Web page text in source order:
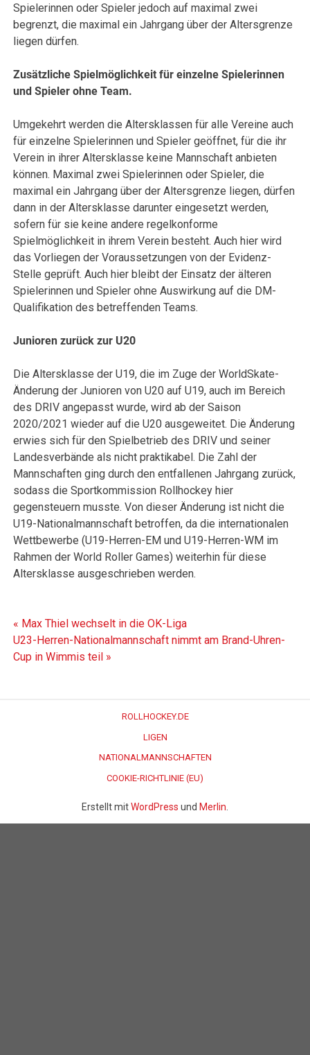
Spielerinnen oder Spieler jedoch auf maximal zwei
begrenzt, die maximal ein Jahrgang über der Altersgrenze
liegen dürfen.
Zusätzliche Spielmöglichkeit für einzelne Spielerinnen
und Spieler ohne Team.
Umgekehrt werden die Altersklassen für alle Vereine auch
für einzelne Spielerinnen und Spieler geöffnet, für die ihr
Verein in ihrer Altersklasse keine Mannschaft anbieten
können. Maximal zwei Spielerinnen oder Spieler, die
maximal ein Jahrgang über der Altersgrenze liegen, dürfen
dann in der Altersklasse darunter eingesetzt werden,
sofern für sie keine andere regelkonforme
Spielmöglichkeit in ihrem Verein besteht. Auch hier wird
das Vorliegen der Voraussetzungen von der Evidenz-
Stelle geprüft. Auch hier bleibt der Einsatz der älteren
Spielerinnen und Spieler ohne Auswirkung auf die DM-
Qualifikation des betreffenden Teams.
Junioren zurück zur U20
Die Altersklasse der U19, die im Zuge der WorldSkate-
Änderung der Junioren von U20 auf U19, auch im Bereich
des DRIV angepasst wurde, wird ab der Saison
2020/2021 wieder auf die U20 ausgeweitet. Die Änderung
erwies sich für den Spielbetrieb des DRIV und seiner
Landesverbände als nicht praktikabel. Die Zahl der
Mannschaften ging durch den entfallenen Jahrgang zurück,
sodass die Sportkommission Rollhockey hier
gegensteuern musste. Von dieser Änderung ist nicht die
U19-Nationalmannschaft betroffen, da die internationalen
Wettbewerbe (U19-Herren-EM und U19-Herren-WM im
Rahmen der World Roller Games) weiterhin für diese
Altersklasse ausgeschrieben werden.
Beitragsnavigation
« Max Thiel wechselt in die OK-Liga
U23-Herren-Nationalmannschaft nimmt am Brand-Uhren-
Cup in Wimmis teil »
ROLLHOCKEY.DE
LIGEN
NATIONALMANNSCHAFTEN
COOKIE-RICHTLINIE (EU)
Erstellt mitWordPress und Merlin